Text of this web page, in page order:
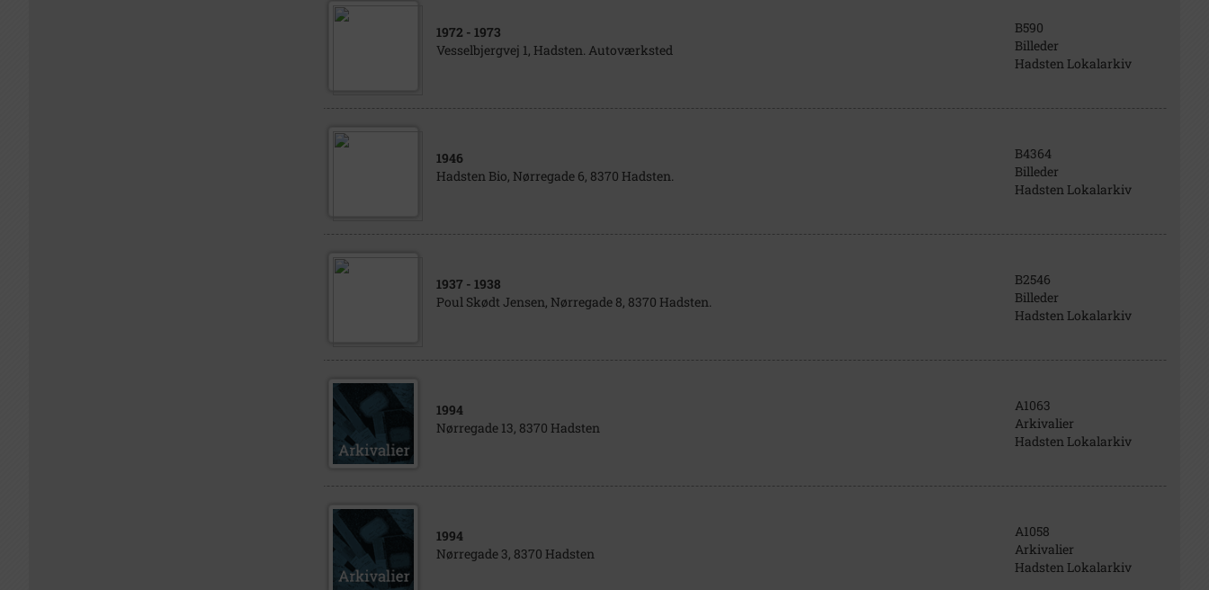
1972 - 1973
Vesselbjergvej 1, Hadsten. Autoværksted
B590
Billeder
Hadsten Lokalarkiv
1946
Hadsten Bio, Nørregade 6, 8370 Hadsten.
B4364
Billeder
Hadsten Lokalarkiv
1937 - 1938
Poul Skødt Jensen, Nørregade 8, 8370 Hadsten.
B2546
Billeder
Hadsten Lokalarkiv
1994
Nørregade 13, 8370 Hadsten
A1063
Arkivalier
Hadsten Lokalarkiv
1994
Nørregade 3, 8370 Hadsten
A1058
Arkivalier
Hadsten Lokalarkiv